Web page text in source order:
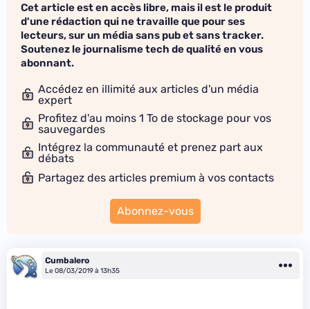
Cet article est en accès libre, mais il est le produit
d'une rédaction qui ne travaille que pour ses
lecteurs, sur un média sans pub et sans tracker.
Soutenez le journalisme tech de qualité en vous
abonnant.
Accédez en illimité aux articles d'un média
expert
Profitez d'au moins 1 To de stockage pour vos
sauvegardes
Intégrez la communauté et prenez part aux
débats
Partagez des articles premium à vos contacts
Abonnez-vous
Cumbalero
Le 08/03/2019 à 13h35